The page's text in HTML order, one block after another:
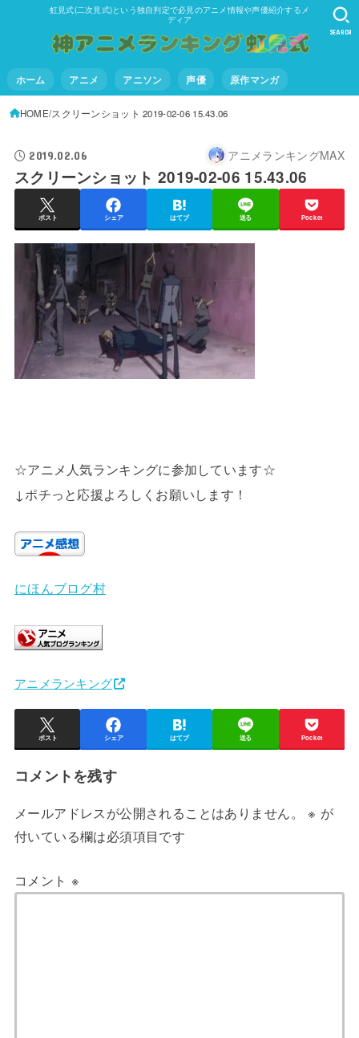
虹見式(二次見式)という独自判定で必見のアニメ情報や声優紹介するメ
ディア
ホーム アニメ アニソン 声優 原作マンガ
SEARCH
HOME スクリーンショット 2019-02-06 15.43.06
2019.02.06 アニメランキングMAX
スクリーンショット 2019-02-06 15.43.06
ポスト シェア はてブ 送る Pocket
☆アニメ人気ランキングに参加しています☆
↓ポチっと応援よろしくお願いします！
にほんブログ村
アニメランキング
ポスト シェア はてブ 送る Pocket
コメントを残す
メールアドレスが公開されることはありません。 ※ が
付いている欄は必須項目です
コメント ※